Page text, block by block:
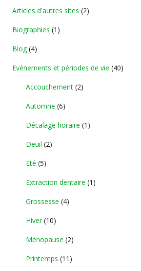
Articles d'autres sites (2)
Biographies (1)
Blog(4)
Evénements et périodes de vie (40)
Accouchement (2)
Automne (6)
Décalage horaire (1)
Deuil (2)
Eté (5)
Extraction dentaire (1)
Grossesse (4)
Hiver(10)
Ménopause (2)
Printemps (11)